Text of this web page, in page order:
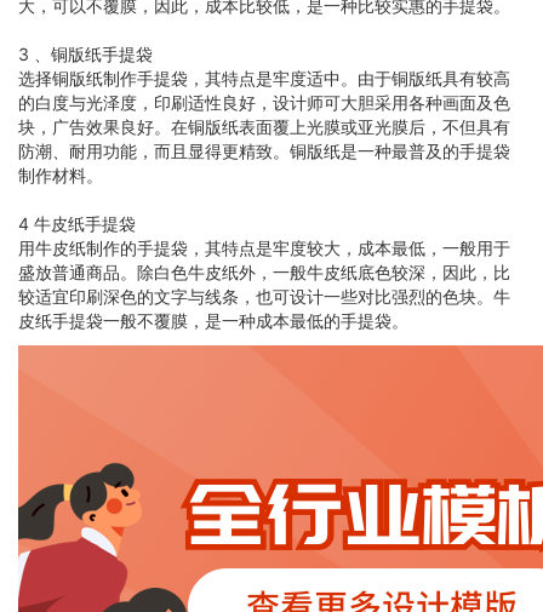
大，可以不覆膜，因此，成本比较低，是一种比较实惠的手提袋。
3 、铜版纸手提袋
选择铜版纸制作手提袋，其特点是牢度适中。由于铜版纸具有较高
的白度与光泽度，印刷适性良好，设计师可大胆采用各种画面及色
块，广告效果良好。在铜版纸表面覆上光膜或亚光膜后，不但具有
防潮、耐用功能，而且显得更精致。铜版纸是一种最普及的手提袋
制作材料。
4 牛皮纸手提袋
用牛皮纸制作的手提袋，其特点是牢度较大，成本最低，一般用于
盛放普通商品。除白色牛皮纸外，一般牛皮纸底色较深，因此，比
较适宜印刷深色的文字与线条，也可设计一些对比强烈的色块。牛
皮纸手提袋一般不覆膜，是一种成本最低的手提袋。